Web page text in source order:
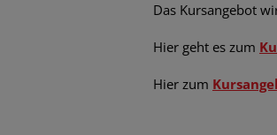
Das Kursangebot
Hier geht es zum
Hier zum